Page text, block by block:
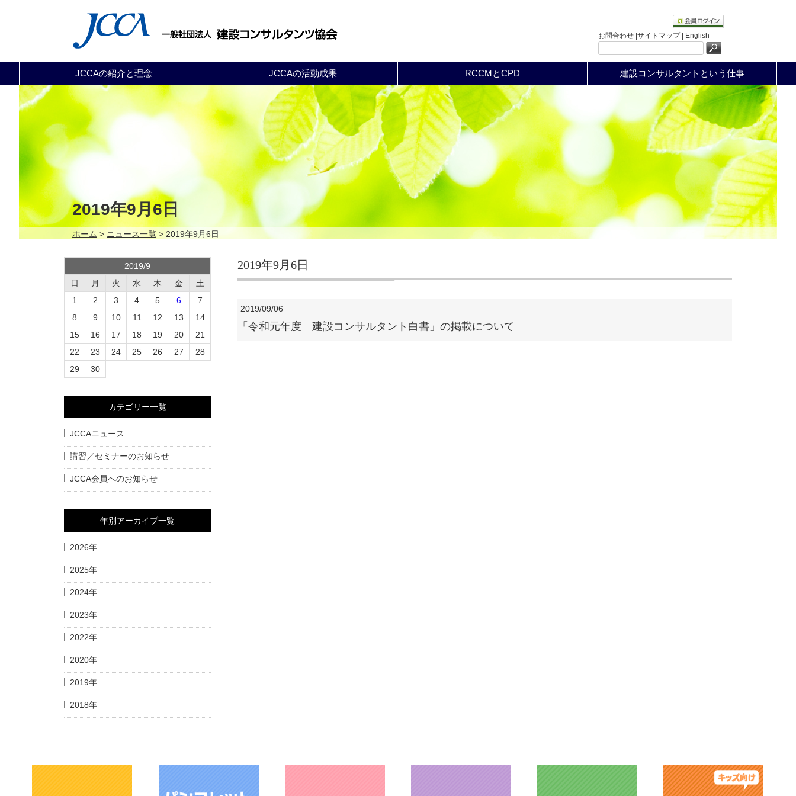
お問合わせ |サイトマップ | English
JCCAの紹介と理念 JCCAの活動成果 RCCMとCPD 建設コンサルタントという仕事
2019年9月6日
ホーム > ニュース一覧 > 2019年9月6日
2019年9月6日
2019/09/06
「令和元年度 建設コンサルタント白書」の掲載について
2019/9
日
月 火 水 木 金
土
1
2 3 4 5 6
7
8
9 10 11 12 13
14
15
16 17 18 19 20
21
22
23 24 25 26 27
28
29
30
カテゴリー一覧
JCCAニュース
講習／セミナーのお知らせ
JCCA会員へのお知らせ
年別アーカイブ一覧
2026年
2025年
2024年
2023年
2022年
2020年
2019年
2018年